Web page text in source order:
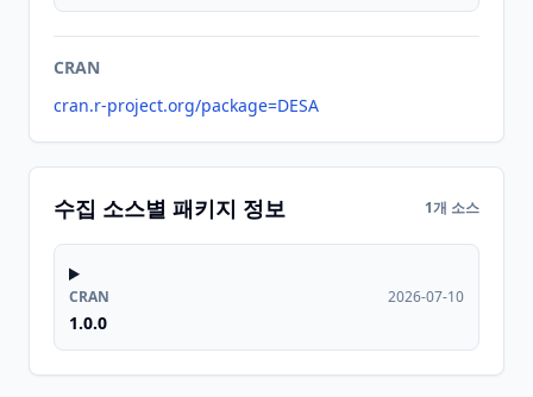
CRAN
cran.r-project.org/package=DESA
수집 소스별 패키지 정보 1개 소스
CRAN
1.0.0
2026-07-10